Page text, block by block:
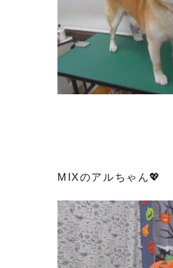
MIXのアルちゃん💖